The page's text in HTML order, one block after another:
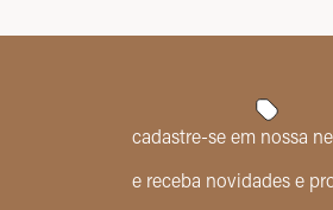
cadastre-se em nossa
e receba novidades e